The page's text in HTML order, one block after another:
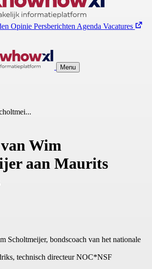
Opinie Persberichten Agenda Vacatures
Menu
Wim
aan Maurits
Scholtmeijer, bondscoach van het nationale
technisch directeur NOC*NSF